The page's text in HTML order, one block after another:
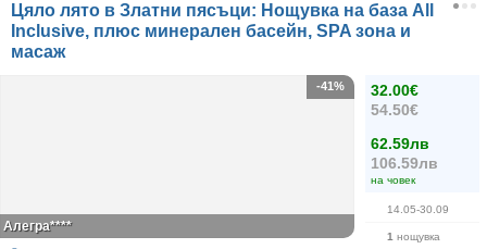
Цяло лято в Златни пясъци: Нощувка на база All
Inclusive, плюс минерален басейн, SPA зона и
масаж
32.00€
54.50€
62.59лв
106.59лв
на човек
14.05-30.09
1 нощувка
-41%
Алегра****